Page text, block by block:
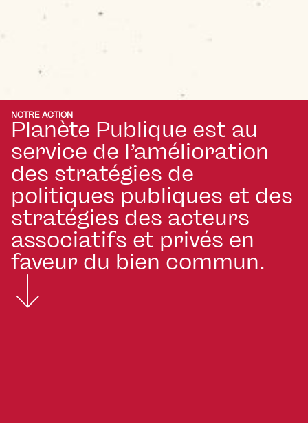
NOTRE ACTION
Planète Publique est au
service de l’amélioration
des stratégies de
politiques publiques et des
stratégies des acteurs
associatifs et privés en
faveur du bien commun.